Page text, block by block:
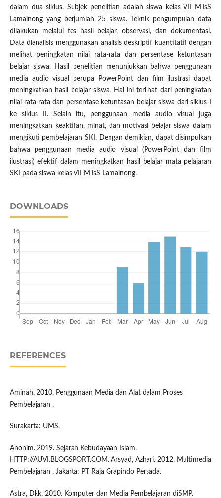
dalam dua siklus. Subjek penelitian adalah siswa kelas VII MTsS
Lamainong yang berjumlah 25 siswa. Teknik pengumpulan data
dilakukan melalui tes hasil belajar, observasi, dan dokumentasi.
Data dianalisis menggunakan analisis deskriptif kuantitatif dengan
melihat peningkatan nilai rata-rata dan persentase ketuntasan
belajar siswa. Hasil penelitian menunjukkan bahwa penggunaan
media audio visual berupa PowerPoint dan film ilustrasi dapat
meningkatkan hasil belajar siswa. Hal ini terlihat dari peningkatan
nilai rata-rata dan persentase ketuntasan belajar siswa dari siklus I
ke siklus II. Selain itu, penggunaan media audio visual juga
meningkatkan keaktifan, minat, dan motivasi belajar siswa dalam
mengikuti pembelajaran SKI. Dengan demikian, dapat disimpulkan
bahwa penggunaan media audio visual (PowerPoint dan film
ilustrasi) efektif dalam meningkatkan hasil belajar mata pelajaran
SKI pada siswa kelas VII MTsS Lamainong.
DOWNLOADS
REFERENCES
Aminah. 2010. Penggunaan Media dan Alat dalam Proses
Pembelajaran .
Surakarta: UMS.
Anonim. 2019. Sejarah Kebudayaan Islam.
HTTP://AUVI.BLOGSPORT.COM. Arsyad, Azhari. 2012. Multimedia
Pembelajaran . Jakarta: PT Raja Grapindo Persada.
Astra, Dkk. 2010. Komputer dan Media Pembelajaran diSMP.